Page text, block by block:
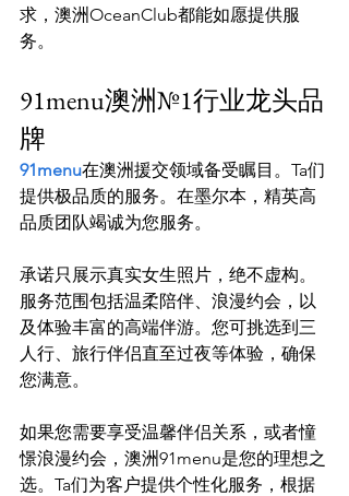
求，澳洲OceanClub都能如愿提供服
91menu澳洲№1行业龙头品
牌
91menu在澳洲援交领域备受瞩目。Ta们
提供极品质的服务。在墨尔本，精英高
品质团队竭诚为您服务。
承诺只展示真实女生照片，绝不虚构。
服务范围包括温柔陪伴、浪漫约会，以
及体验丰富的高端伴游。您可挑选到三
人行、旅行伴侣直至过夜等体验，确保
您满意。
如果您需要享受温馨伴侣关系，或者憧
憬浪漫约会，澳洲91menu是您的理想之
选。Ta们为客户提供个性化服务，根据